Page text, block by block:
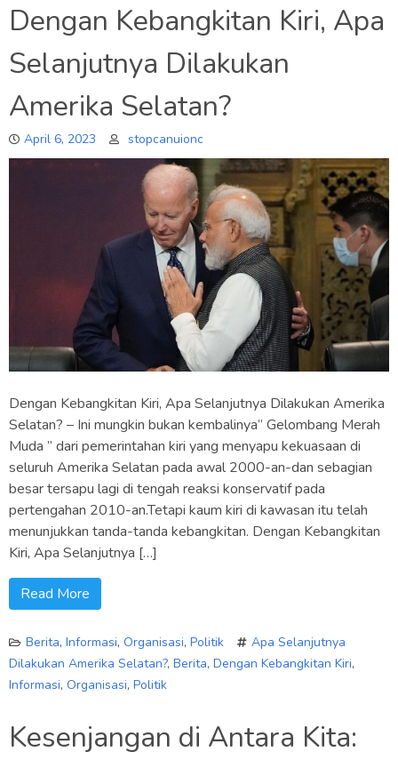
Dengan Kebangkitan Kiri, Apa
Selanjutnya Dilakukan
Amerika Selatan?
April 6, 2023 stopcanuionc
Dengan Kebangkitan Kiri, Apa Selanjutnya Dilakukan Amerika
Selatan? – Ini mungkin bukan kembalinya” Gelombang Merah
Muda ” dari pemerintahan kiri yang menyapu kekuasaan di
seluruh Amerika Selatan pada awal 2000-an-dan sebagian
besar tersapu lagi di tengah reaksi konservatif pada
pertengahan 2010-an.Tetapi kaum kiri di kawasan itu telah
menunjukkan tanda-tanda kebangkitan. Dengan Kebangkitan
Kiri, Apa Selanjutnya […]
Read More
Berita, Informasi, Organisasi, Politik
Apa Selanjutnya
Dilakukan Amerika Selatan?, Berita, Dengan Kebangkitan Kiri,
Informasi, Organisasi, Politik
Kesenjangan di Antara Kita: